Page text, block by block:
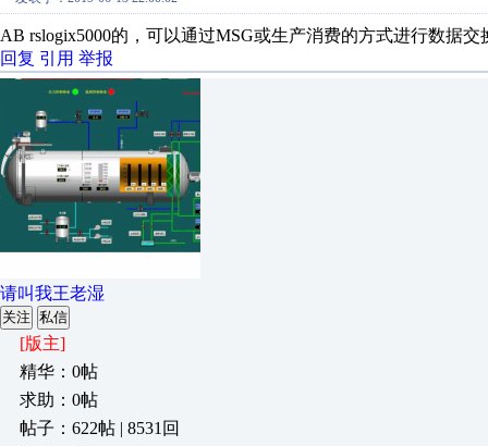
AB rslogix5000的，可以通过MSG或生产消费的方式进行数据交
回复 引用 举报
请叫我王老湿
关注 私信
[版主]
精华：0帖
求助：0帖
帖子：622帖 | 8531回